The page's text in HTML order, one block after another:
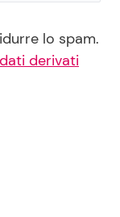
lo spam.
derivati